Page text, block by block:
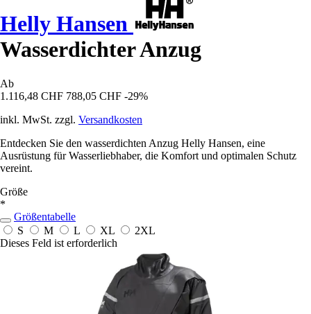
Helly Hansen
Wasserdichter Anzug
Ab
1.116,48 CHF 788,05 CHF -29%
inkl. MwSt. zzgl. Versandkosten
Entdecken Sie den wasserdichten Anzug Helly Hansen, eine
Ausrüstung für Wasserliebhaber, die Komfort und optimalen Schutz
vereint.
Größe
*
Größentabelle
S
M L XL
2XL
Dieses Feld ist erforderlich